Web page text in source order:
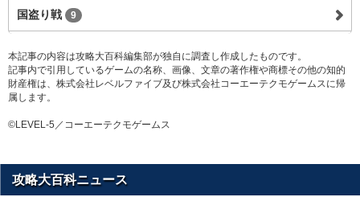
国盗り戦 9
本記事の内容は攻略大百科編集部が独自に調査し作成したものです。
記事内で引用しているゲームの名称、画像、文章の著作権や商標その他の知的
財産権は、株式会社レベルファイブ及び株式会社コーエーテクモゲームスに帰
属します。
©LEVEL-5／コーエーテクモゲームス
攻略大百科ニュース